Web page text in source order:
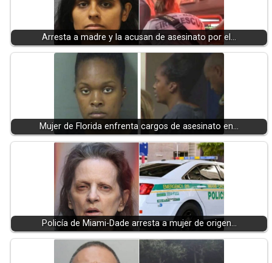
Arresta a madre y la acusan de asesinato por el…
Mujer de Florida enfrenta cargos de asesinato en…
Policía de Miami-Dade arresta a mujer de origen…